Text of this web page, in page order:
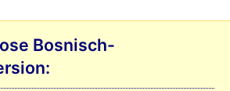
Bosnisch-